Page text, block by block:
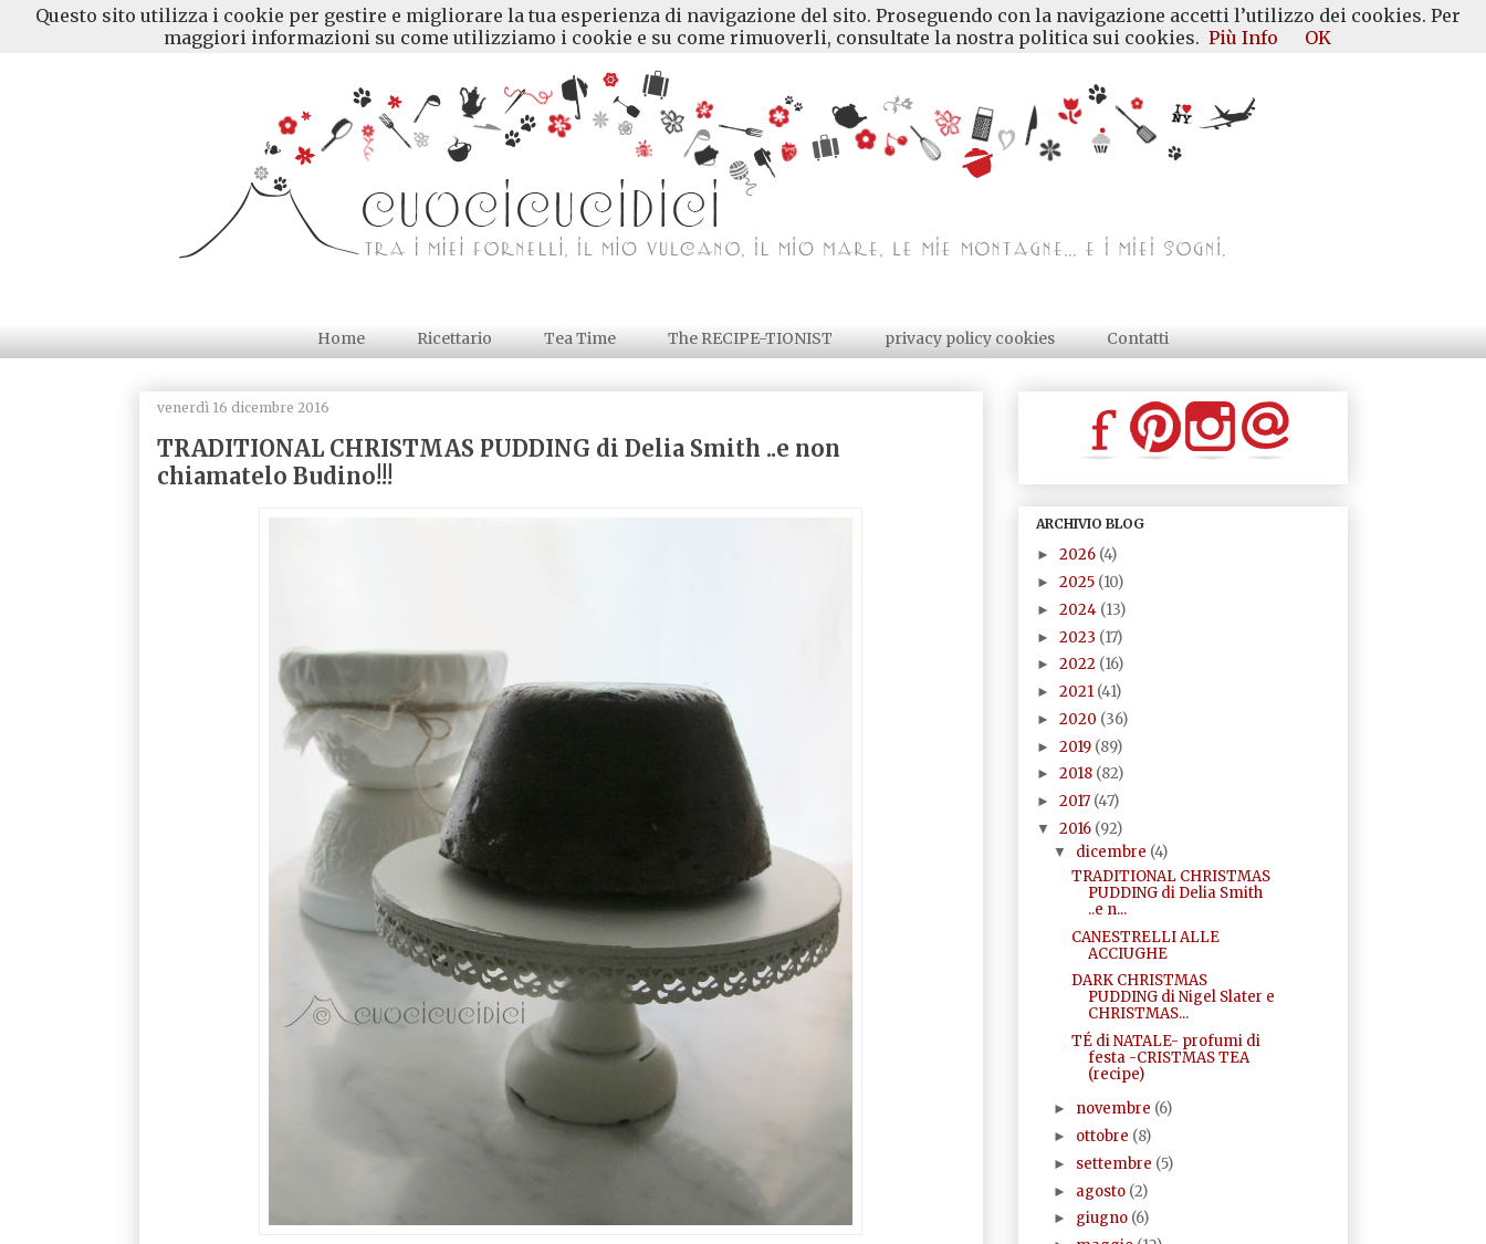
Home Ricettario Tea Time The RECIPE-TIONIST privacy policy cookies Contatti
venerdì 16 dicembre 2016
TRADITIONAL CHRISTMAS PUDDING di Delia Smith ..e non
chiamatelo Budino!!!
ARCHIVIO BLOG
► 2026 (4)
► 2025 (10)
► 2024 (13)
► 2023 (17)
► 2022 (16)
► 2021 (41)
► 2020 (36)
► 2019 (89)
► 2018 (82)
► 2017 (47)
▼ 2016 (92)
▼ dicembre (4)
TRADITIONAL CHRISTMAS
PUDDING di Delia Smith
..e n...
CANESTRELLI ALLE
ACCIUGHE
DARK CHRISTMAS
PUDDING di Nigel Slater e
CHRISTMAS...
TÉ di NATALE- profumi di
festa -CRISTMAS TEA
(recipe)
► novembre (6)
► ottobre (8)
► settembre (5)
► agosto (2)
► giugno (6)
Questo sito utilizza i cookie per gestire e migliorare la tua esperienza di navigazione del sito. Proseguendo con la navigazione accetti l’utilizzo dei cookies. Per
maggiori informazioni su come utilizziamo i cookie e su come rimuoverli, consultate la nostra politica sui cookies. Più Info OK